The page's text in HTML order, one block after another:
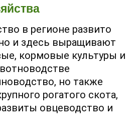
в регионе развито
и здесь выращивают
кормовые культуры и
но также
рогатого скота,
овцеводство и